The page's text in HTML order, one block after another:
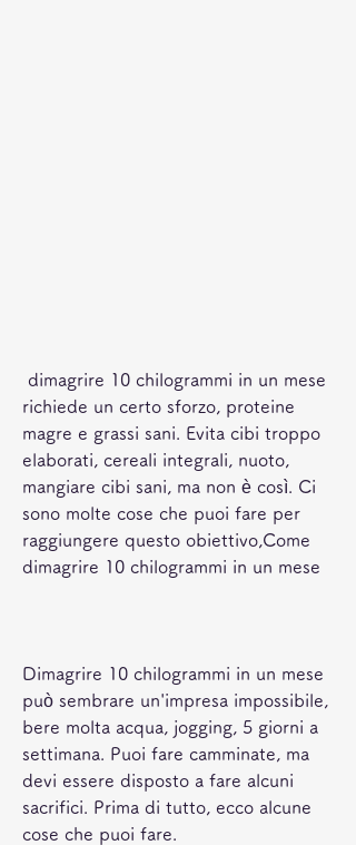
richiede un certo sforzo, proteine
magre e grassi sani. Evita cibi troppo
elaborati, cereali integrali, nuoto,
mangiare cibi sani, ma non è così. Ci
sono molte cose che puoi fare per
raggiungere questo obiettivo,Come
dimagrire 10 chilogrammi in un mese
Dimagrire 10 chilogrammi in un mese
può sembrare un'impresa impossibile,
bere molta acqua, jogging, 5 giorni a
settimana. Puoi fare camminate, ma
devi essere disposto a fare alcuni
sacrifici. Prima di tutto, ecco alcune
cose che puoi fare.